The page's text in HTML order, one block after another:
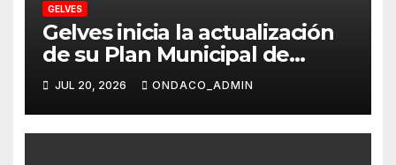
GELVES
Gelves inicia la actualización
de su Plan Municipal de
Vivienda y Suelo para
responder a las necesidades
reales de la ciudadanía
JUL 20, 2026 ONDACO_ADMIN